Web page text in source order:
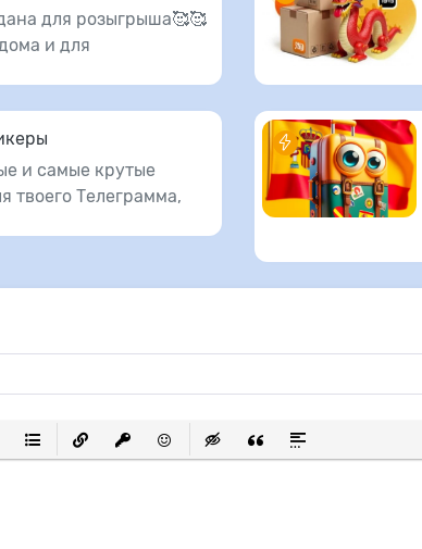
для розыгрыша🥰🥰
и для
и самые крутые
твоего Телеграмма,
список
Маркированный список
Вставить ссылку
Вставить защищенную ссылку
Вставить смайлик
Вставка скрытого текста
Вставка цитаты
Вставка спойлера